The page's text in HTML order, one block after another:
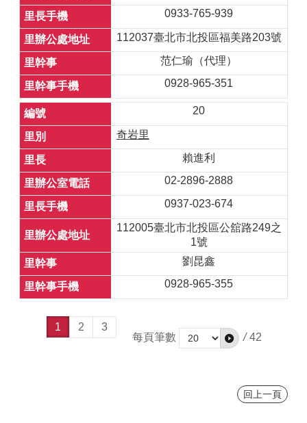
0933-765-939
112037臺北市北投區福美路203號
范仁瑜（代理）
0928-965-351
20
奇岩里
賴進利
02-2896-2888
0937-023-674
112005臺北市北投區公舘路249之
1號
劉昆鑫
0928-965-355
1 2
3
每頁筆數
/ 42
回上一頁